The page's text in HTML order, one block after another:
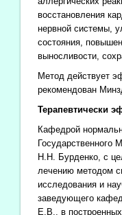
восстановления
нервной системы,
состояния,
выносливости,
Метод действует
рекомендован
Терапевтически
Кафедрой
Государственного
Н.Н. Бурденко, с
лечению методом
исследования и
заведующего
Е.В., в